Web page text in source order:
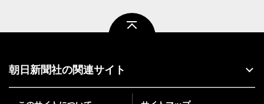
朝日新聞社の関連サイト